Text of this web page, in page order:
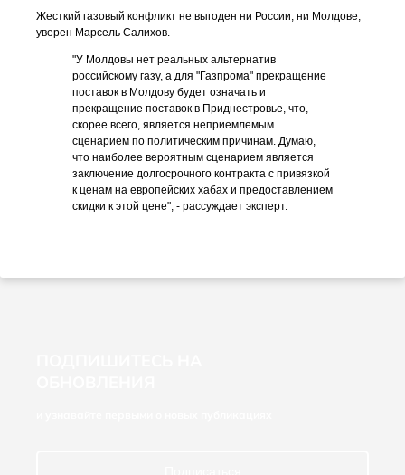
Жесткий газовый конфликт не выгоден ни России, ни Молдове,
уверен Марсель Салихов.
"У Молдовы нет реальных альтернатив
российскому газу, а для "Газпрома" прекращение
поставок в Молдову будет означать и
прекращение поставок в Приднестровье, что,
скорее всего, является неприемлемым
сценарием по политическим причинам. Думаю,
что наиболее вероятным сценарием является
заключение долгосрочного контракта с привязкой
к ценам на европейских хабах и предоставлением
скидки к этой цене", - рассуждает эксперт.